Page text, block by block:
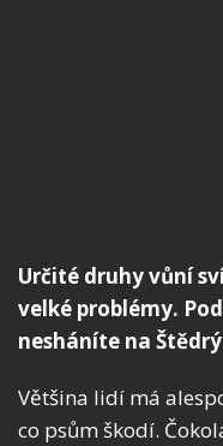
Určité druhy vůní
velké problémy.
nesháníte na
Většina lidí má
co psům škodí.